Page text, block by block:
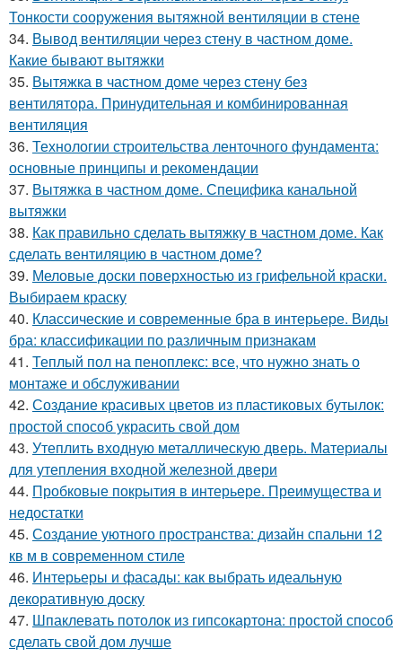
Тонкости сооружения вытяжной вентиляции в стене
34. Вывод вентиляции через стену в частном доме.
Какие бывают вытяжки
35. Вытяжка в частном доме через стену без
вентилятора. Принудительная и комбинированная
вентиляция
36. Технологии строительства ленточного фундамента:
основные принципы и рекомендации
37. Вытяжка в частном доме. Специфика канальной
вытяжки
38. Как правильно сделать вытяжку в частном доме. Как
сделать вентиляцию в частном доме?
39. Меловые доски поверхностью из грифельной краски.
Выбираем краску
40. Классические и современные бра в интерьере. Виды
бра: классификации по различным признакам
41. Теплый пол на пеноплекс: все, что нужно знать о
монтаже и обслуживании
42. Создание красивых цветов из пластиковых бутылок:
простой способ украсить свой дом
43. Утеплить входную металлическую дверь. Материалы
для утепления входной железной двери
44. Пробковые покрытия в интерьере. Преимущества и
недостатки
45. Создание уютного пространства: дизайн спальни 12
кв м в современном стиле
46. Интерьеры и фасады: как выбрать идеальную
декоративную доску
47. Шпаклевать потолок из гипсокартона: простой способ
сделать свой дом лучше